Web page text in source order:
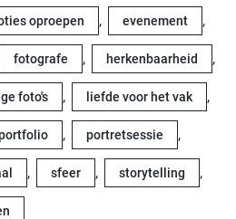
oproepen , evenement ,
fotografe , herkenbaarheid ,
foto's , liefde voor het vak ,
, portretsessie ,
, sfeer , storytelling ,